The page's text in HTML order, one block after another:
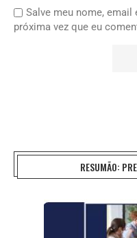
Salve meu nome, email
próxima vez que eu
RESUMÃO: